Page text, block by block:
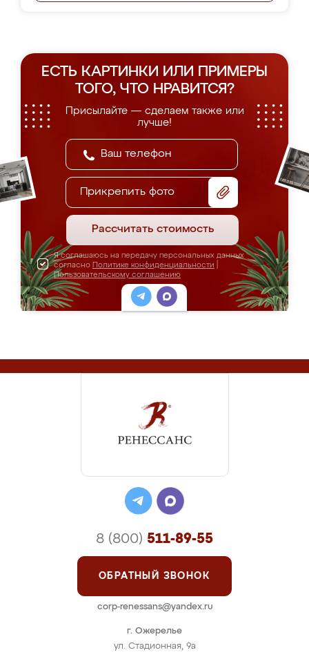
ЕСТЬ КАРТИНКИ ИЛИ ПРИМЕРЫ
ТОГО, ЧТО НРАВИТСЯ?
Присылайте — сделаем также или
лучше!
Прикрепить фото
Рассчитать стоимость
Я соглашаюсь на передачу персональных данных
согласно Политике конфиденциальности
Пользовательскому соглашению
г. Ожерелье
ул. Стадионная, 9а
8 (800) 511-89-55
ОБРАТНЫЙ ЗВОНОК
corp-renessans@yandex.ru